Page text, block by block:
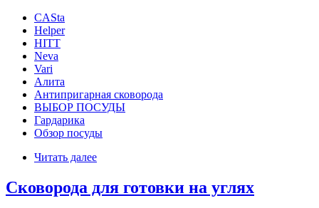
CASta
Helper
HITT
Neva
Vari
Алита
Антипригарная сковорода
ВЫБОР ПОСУДЫ
Гардарика
Обзор посуды
Читать далее
Сковорода для готовки на углях